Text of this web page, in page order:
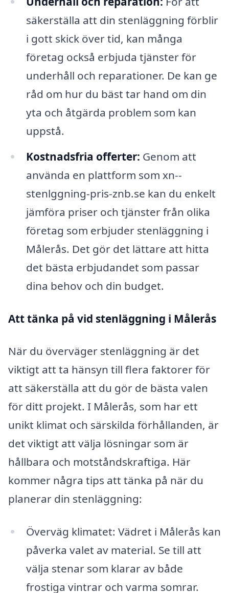
säkerställa att din stenläggning förblir
i gott skick över tid, kan många
företag också erbjuda tjänster för
underhåll och reparationer. De kan ge
råd om hur du bäst tar hand om din
yta och åtgärda problem som kan
uppstå.
Kostnadsfria offerter: Genom att
använda en plattform som xn--
stenlggning-pris-znb.se kan du enkelt
jämföra priser och tjänster från olika
företag som erbjuder stenläggning i
Målerås. Det gör det lättare att hitta
det bästa erbjudandet som passar
dina behov och din budget.
Att tänka på vid stenläggning i Målerås
När du överväger stenläggning är det
viktigt att ta hänsyn till flera faktorer för
att säkerställa att du gör de bästa valen
för ditt projekt. I Målerås, som har ett
unikt klimat och särskilda förhållanden, är
det viktigt att välja lösningar som är
hållbara och motståndskraftiga. Här
kommer några tips att tänka på när du
planerar din stenläggning:
Överväg klimatet: Vädret i Målerås kan
påverka valet av material. Se till att
välja stenar som klarar av både
frostiga vintrar och varma somrar.